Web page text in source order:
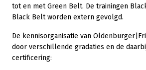
tot en met Green Belt. De trainingen
Black Belt worden extern gevolgd.
De kennisorganisatie van
door verschillende gradaties en de
certificering: